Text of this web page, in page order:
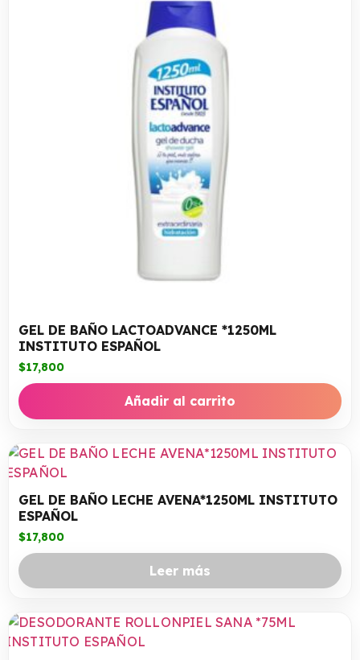
GEL DE BAÑO LACTOADVANCE *1250ML
INSTITUTO ESPAÑOL
$17,800
Añadir al carrito
GEL DE BAÑO LECHE AVENA*1250ML INSTITUTO
ESPAÑOL
$17,800
Leer más